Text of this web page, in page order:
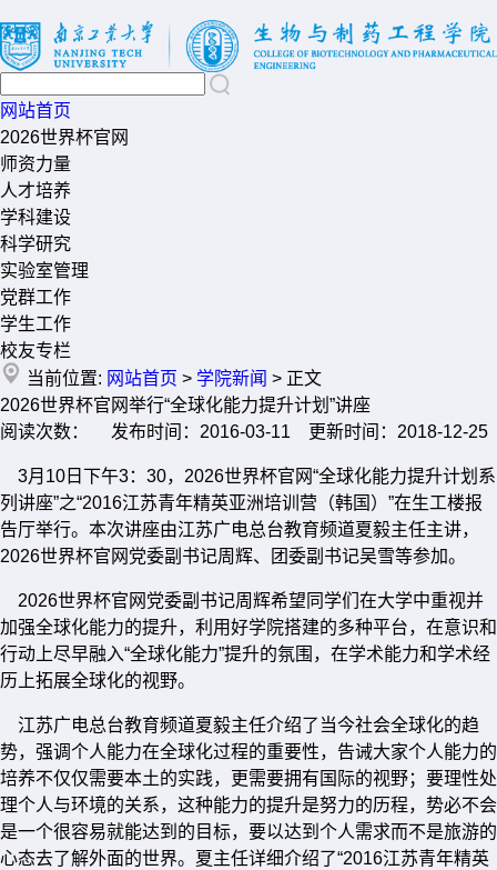
网站首页
2026世界杯官网
师资力量
人才培养
学科建设
科学研究
实验室管理
党群工作
学生工作
校友专栏
当前位置: 网站首页 > 学院新闻 > 正文
2026世界杯官网举行“全球化能力提升计划”讲座
阅读次数： 发布时间：2016-03-11 更新时间：2018-12-25
3月10日下午3：30，2026世界杯官网“全球化能力提升计划系
列讲座”之“2016江苏青年精英亚洲培训营（韩国）”在生工楼报
告厅举行。本次讲座由江苏广电总台教育频道夏毅主任主讲，
2026世界杯官网党委副书记周辉、团委副书记吴雪等参加。
2026世界杯官网党委副书记周辉希望同学们在大学中重视并
加强全球化能力的提升，利用好学院搭建的多种平台，在意识和
行动上尽早融入“全球化能力”提升的氛围，在学术能力和学术经
历上拓展全球化的视野。
江苏广电总台教育频道夏毅主任介绍了当今社会全球化的趋
势，强调个人能力在全球化过程的重要性，告诫大家个人能力的
培养不仅仅需要本土的实践，更需要拥有国际的视野；要理性处
理个人与环境的关系，这种能力的提升是努力的历程，势必不会
是一个很容易就能达到的目标，要以达到个人需求而不是旅游的
心态去了解外面的世界。夏主任详细介绍了“2016江苏青年精英